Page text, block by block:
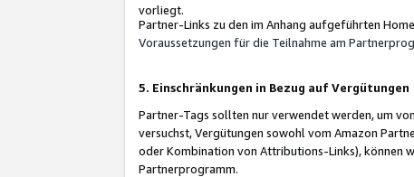
vorliegt.
Partner-Links zu den im Anhang aufgeführten
Voraussetzungen für die Teilnahme am
5. Einschränkungen in Bezug auf Vergütungen
Partner-Tags sollten nur verwendet werden, um
versuchst, Vergütungen sowohl vom Amazon
oder Kombination von Attributions-Links), können
Partnerprogramm.